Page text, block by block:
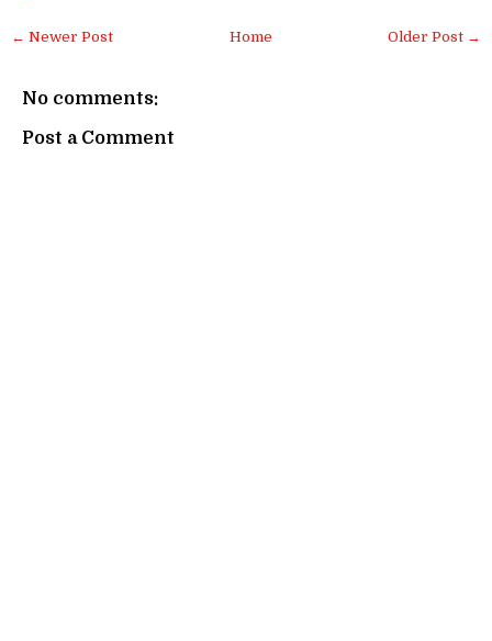
← Newer Post Older Post →
Home
No comments:
Post a Comment